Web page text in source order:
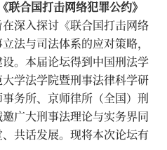
《联合国打击网络犯罪公约》
深入探讨《联合国打击网络
法与司法体系的应对策略，
。本届论坛得到中国刑法学
学法学院暨刑事法律科学研
务所、京师律所（全国）刑
广大刑事法理论与实务界同
共话发展。现将本次论坛有